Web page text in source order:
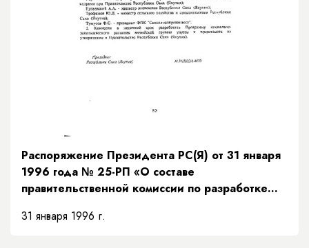
Распоряжение Президента РС(Я) от 31 января
1996 года № 25-РП «О составе
правительственной комиссии по разработке
развития вилюйской группы улусов»
31 января 1996 г.